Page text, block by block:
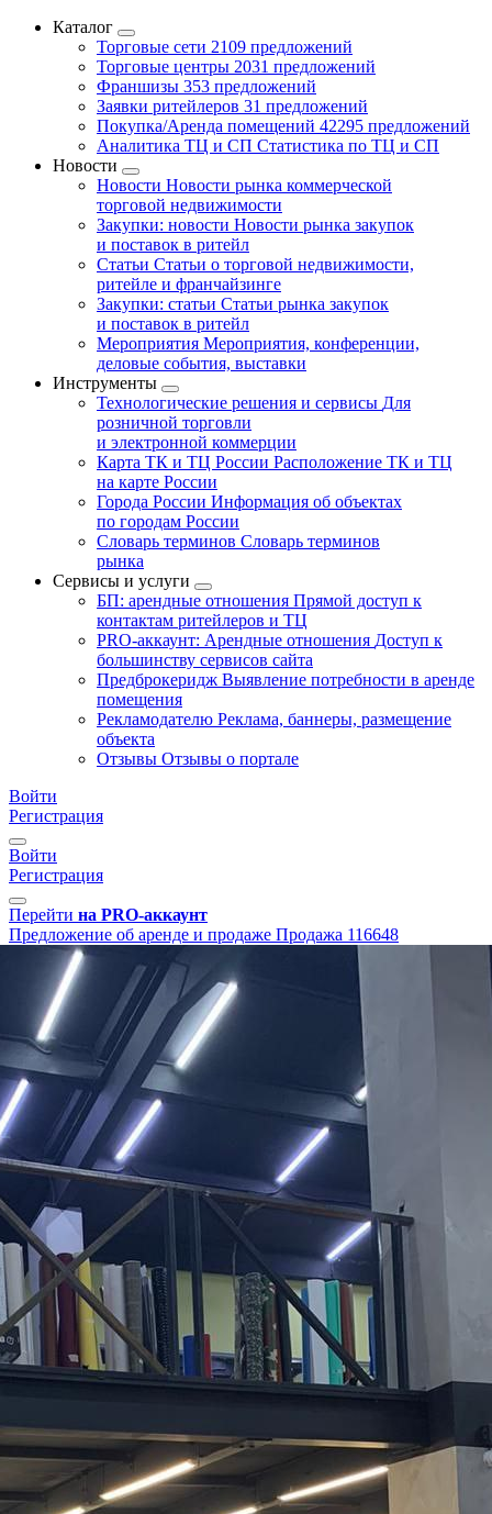
Каталог
Торговые сети 2109 предложений
Торговые центры 2031 предложений
Франшизы 353 предложений
Заявки ритейлеров 31 предложений
Покупка/Аренда помещений 42295 предложений
Аналитика ТЦ и СП Статистика по ТЦ и СП
Новости
Новости Новости рынка коммерческой
торговой недвижимости
Закупки: новости Новости рынка закупок
и поставок в ритейл
Статьи Статьи о торговой недвижимости,
ритейле и франчайзинге
Закупки: статьи Статьи рынка закупок
и поставок в ритейл
Мероприятия Мероприятия, конференции,
деловые события, выставки
Инструменты
Технологические решения и сервисы Для
розничной торговли
и электронной коммерции
Карта ТК и ТЦ России Расположение ТК и ТЦ
на карте России
Города России Информация об объектах
по городам России
Словарь терминов Словарь терминов
рынка
Сервисы и услуги
БП: арендные отношения Прямой доступ к
контактам ритейлеров и ТЦ
PRO-аккаунт: Арендные отношения Доступ к
большинству сервисов сайта
Предброкеридж Выявление потребности в аренде
помещения
Рекламодателю Реклама, баннеры, размещение
объекта
Отзывы Отзывы о портале
Войти
Регистрация
Войти
Регистрация
Перейти на PRO-аккаунт
Предложение об аренде и продаже Продажа 116648